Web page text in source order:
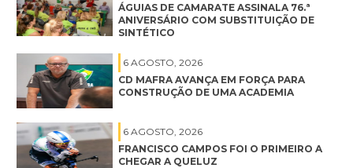
ÁGUIAS DE CAMARATE ASSINALA 76.ª
ANIVERSÁRIO COM SUBSTITUIÇÃO DE
SINTÉTICO
6 AGOSTO, 2026
CD MAFRA AVANÇA EM FORÇA PARA
CONSTRUÇÃO DE UMA ACADEMIA
6 AGOSTO, 2026
FRANCISCO CAMPOS FOI O PRIMEIRO A
CHEGAR A QUELUZ